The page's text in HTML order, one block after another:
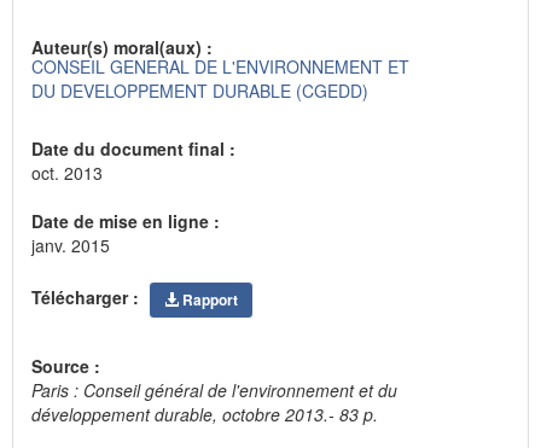
Auteur(s) moral(aux) :
CONSEIL GENERAL DE L'ENVIRONNEMENT ET
DU DEVELOPPEMENT DURABLE (CGEDD)
Date du document final :
oct. 2013
Date de mise en ligne :
janv. 2015
Télécharger : Rapport
Source :
Paris : Conseil général de l'environnement et du
développement durable, octobre 2013.- 83 p.